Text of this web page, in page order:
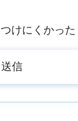
けにくかった